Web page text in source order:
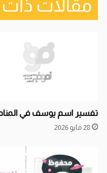
مقالات
تفسير اسم يوسف في
28 مايو 2026